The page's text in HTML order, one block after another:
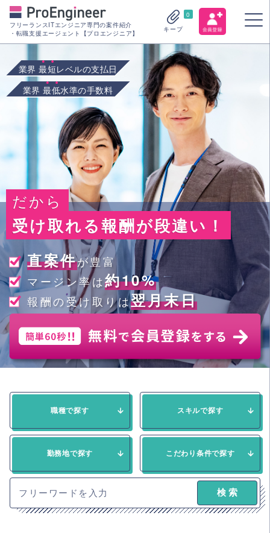
フリーランスITエンジニア専門の案件紹介
・転職支援エージェント【プロエンジニア】
0
キープ
業界最短レベルの支払日
業界最低水準の手数料
だから
受け取れる報酬が段違い！
直案件が豊富
マージン率は約10%
報酬の受け取りは翌月末日
職種で探す スキルで探す
勤務地で探す こだわり条件で探す